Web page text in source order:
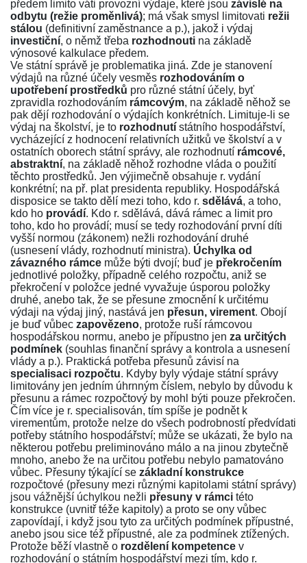
předem limito váti provozní výdaje, které jsou závislé na
odbytu (režie proměnlivá); má však smysl limitovati režii
stálou (definitivní zaměstnance a p.), jakož i výdaj
investiční, o němž třeba rozhodnouti na základě
výnosové kalkulace předem.
Ve státní správě je problematika jiná. Zde je stanovení
výdajů na různé účely vesměs rozhodováním o
upotřebení prostředků pro různé státní účely, byť
zpravidla rozhodováním rámcovým, na základě něhož se
pak dějí rozhodování o výdajích konkrétních. Limituje-li se
výdaj na školství, je to rozhodnutí státního hospodářství,
vycházející z hodnocení relativních užitků ve školství a v
ostatních oborech státní správy, ale rozhodnutí rámcové,
abstraktní, na základě něhož rozhodne vláda o použití
těchto prostředků. Jen výjimečně obsahuje r. vydání
konkrétní; na př. plat presidenta republiky. Hospodářská
disposice se takto dělí mezi toho, kdo r. sdělává, a toho,
kdo ho provádí. Kdo r. sdělává, dává rámec a limit pro
toho, kdo ho provádí; musí se tedy rozhodování první díti
vyšší normou (zákonem) nežli rozhodování druhé
(usnesení vlády, rozhodnutí ministra). Úchylka od
závazného rámce může býti dvojí; buď je překročením
jednotlivé položky, případně celého rozpočtu, aniž se
překročení v položce jedné vyvažuje úsporou položky
druhé, anebo tak, že se přesune zmocnění k určitému
výdaji na výdaj jiný, nastává jen přesun, virement. Obojí
je buď vůbec zapovězeno, protože ruší rámcovou
hospodářskou normu, anebo je přípustno jen za určitých
podmínek (souhlas finanční správy a kontrola a usnesení
vlády a p.). Praktická potřeba přesunů závisí na
specialisaci rozpočtu. Kdyby byly výdaje státní správy
limitovány jen jedním úhrnným číslem, nebylo by důvodu k
přesunu a rámec rozpočtový by mohl býti pouze překročen.
Čím více je r. specialisován, tím spíše je podnět k
virementům, protože nelze do všech podrobností předvídati
potřeby státního hospodářství; může se ukázati, že bylo na
některou potřebu preliminováno málo a na jinou zbytečně
mnoho, anebo že na určitou potřebu nebylo pamatováno
vůbec. Přesuny týkající se základní konstrukce
rozpočtové (přesuny mezi různými kapitolami státní správy)
jsou vážnější úchylkou nežli přesuny v rámci této
konstrukce (uvnitř téže kapitoly) a proto se ony vůbec
zapovídají, i když jsou tyto za určitých podmínek přípustné,
anebo jsou sice též přípustné, ale za podmínek ztížených.
Protože běží vlastně o rozdělení kompetence v
rozhodování o státním hospodářství mezi tím, kdo r.